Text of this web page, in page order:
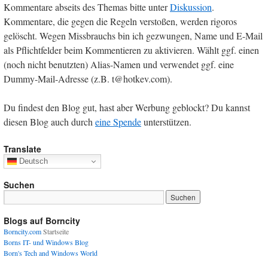
Kommentare abseits des Themas bitte unterDiskussion.
Kommentare, die gegen die Regeln verstoßen, werden rigoros
gelöscht. Wegen Missbrauchs bin ich gezwungen, Name und E-Mail
als Pflichtfelder beim Kommentieren zu aktivieren. Wählt ggf. einen
(noch nicht benutzten) Alias-Namen und verwendet ggf. eine
Dummy-Mail-Adresse (z.B. t@hotkev.com).
Du findest den Blog gut, hast aber Werbung geblockt? Du kannst
diesen Blog auch durcheine Spendeunterstützen.
Translate
Deutsch
Suchen
Blogs auf Borncity
Borncity.comStartseite
Borns IT- und Windows Blog
Born's Tech and Windows World